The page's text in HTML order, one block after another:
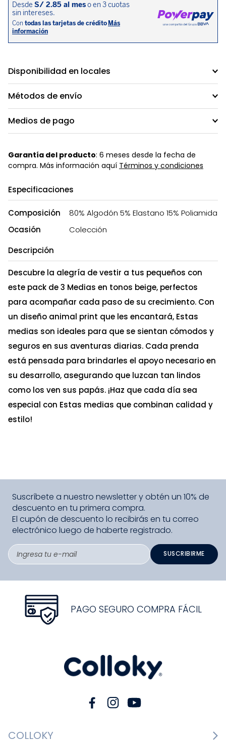
Disponibilidad en locales
Métodos de envío
Medios de pago
Garantía del producto: 6 meses desde la fecha de
compra. Más información aquí Términos y condiciones
Especificaciones
Composición
80% Algodón 5% Elastano 15% Poliamida
Ocasión
Colección
Descripción
Descubre la alegría de vestir a tus pequeños con
este pack de 3 Medias en tonos beige, perfectos
para acompañar cada paso de su crecimiento. Con
un diseño animal print que les encantará, Estas
medias son ideales para que se sientan cómodos y
seguros en sus aventuras diarias. Cada prenda
está pensada para brindarles el apoyo necesario en
su desarrollo, asegurando que luzcan tan lindos
como los ven sus papás. ¡Haz que cada día sea
especial con Estas medias que combinan calidad y
estilo!
Suscríbete a nuestro newsletter y obtén un 10% de
descuento en tu primera compra.
El cupón de descuento lo recibirás en tu correo
electrónico luego de haberte registrado.
SUSCRIBIRME
PAGO SEGURO COMPRA FÁCIL
COLLOKY